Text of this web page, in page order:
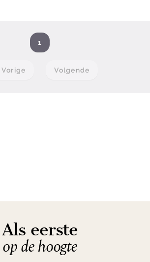
Vorige
1
Volgende
Als eerste
op de hoogte